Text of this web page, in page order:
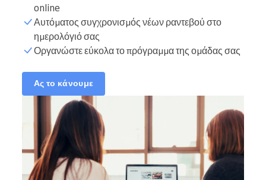
online
Αυτόματος συγχρονισμός νέων ραντεβού στο
ημερολόγιό σας
Οργανώστε εύκολα το πρόγραμμα της ομάδας σας
Ας το κάνουμε